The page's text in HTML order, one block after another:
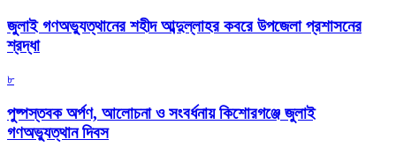
জুলাই গণঅভ্যুত্থানের শহীদ আব্দুল্লাহর কবরে উপজেলা প্রশাসনের
শ্রদ্ধা
৮
পুষ্পস্তবক অর্পণ, আলোচনা ও সংবর্ধনায় কিশোরগঞ্জে জুলাই
গণঅভ্যুত্থান দিবস